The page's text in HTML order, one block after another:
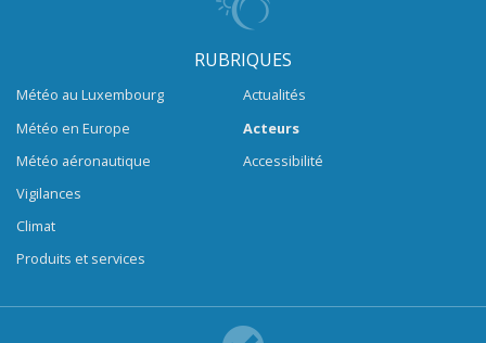
RUBRIQUES
Météo au Luxembourg
Météo en Europe
Météo aéronautique
Vigilances
Climat
Produits et services
Actualités
Acteurs
Accessibilité